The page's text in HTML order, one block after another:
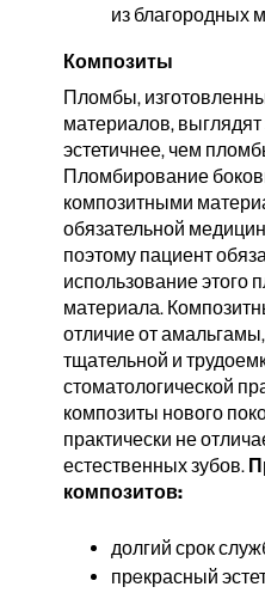
из благородных
Композиты
Пломбы,
материалов, выглядят
эстетичнее, чем
Пломбирование
композитными
обязательной
поэтому пациент
использование этого
материала.
отличие от
тщательной и
стоматологической
композиты нового
практически не
естественных зубов.
композитов:
долгий срок
прeкрасный